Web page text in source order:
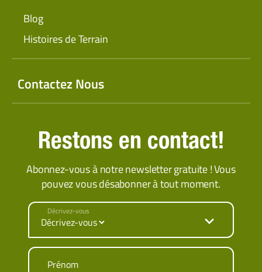
Blog
Histoires de Terrain
Contactez Nous
Restons en contact!
Abonnez-vous à notre newsletter gratuite ! Vous
pouvez vous désabonner à tout moment.
Décrivez-vous
Prénom